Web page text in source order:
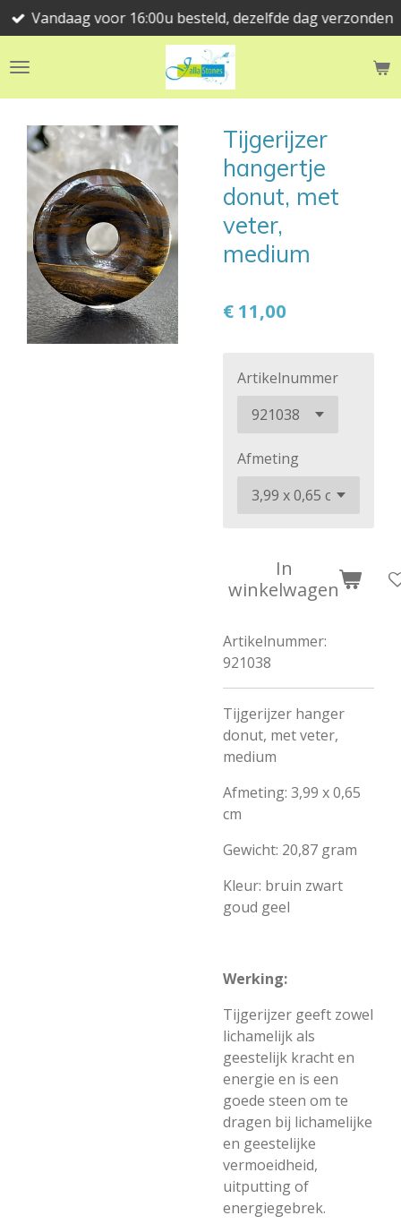
Ga
direct
naar
Vandaag voor 16:00u besteld, dezelfde dag verzonden
Tijgerijzer
hangertje
donut, met
veter,
medium
€ 11,00
Artikelnummer
Afmeting
In
winkelwagen
Artikelnummer:
921038
Tijgerijzer hanger
donut, met veter,
medium
Afmeting: 3,99 x 0,65
cm
Gewicht: 20,87 gram
Kleur: bruin zwart
goud geel
Werking:
Tijgerijzer geeft zowel
lichamelijk als
geestelijk kracht en
energie en is een
goede steen om te
dragen bij lichamelijke
en geestelijke
vermoeidheid,
uitputting of
energiegebrek.